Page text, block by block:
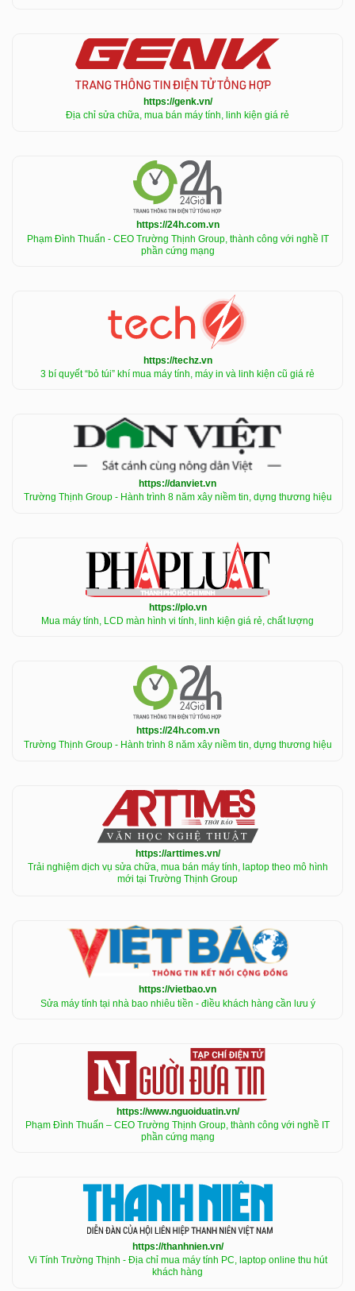
https://genk.vn/
Địa chỉ sửa chữa, mua bán máy tính, linh kiện giá rẻ
https://24h.com.vn
Phạm Đình Thuấn - CEO Trường Thịnh Group, thành công với nghề IT
phần cứng mạng
https://techz.vn
3 bí quyết “bỏ túi” khí mua máy tính, máy in và linh kiện cũ giá rẻ
https://danviet.vn
Trường Thịnh Group - Hành trình 8 năm xây niềm tin, dựng thương hiệu
https://plo.vn
Mua máy tính, LCD màn hình vi tính, linh kiện giá rẻ, chất lượng
https://24h.com.vn
Trường Thịnh Group - Hành trình 8 năm xây niềm tin, dựng thương hiệu
https://arttimes.vn/
Trải nghiệm dịch vụ sửa chữa, mua bán máy tính, laptop theo mô hình
mới tại Trường Thịnh Group
https://vietbao.vn
Sửa máy tính tại nhà bao nhiêu tiền - điều khách hàng cần lưu ý
https://www.nguoiduatin.vn/
Phạm Đình Thuấn – CEO Trường Thịnh Group, thành công với nghề IT
phần cứng mạng
https://thanhnien.vn/
Vi Tính Trường Thịnh - Địa chỉ mua máy tính PC, laptop online thu hút
khách hàng